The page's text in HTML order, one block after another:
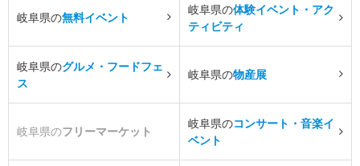
岐阜県の無料イベント
岐阜県の体験イベント・アク
ティビティ
岐阜県のグルメ・フードフェ
ス
岐阜県の物産展
岐阜県のフリーマーケット
岐阜県のコンサート・音楽イ
ベント